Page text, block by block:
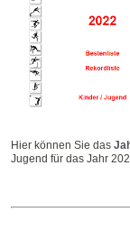
Hier können Sie das
Jugend für das Jahr